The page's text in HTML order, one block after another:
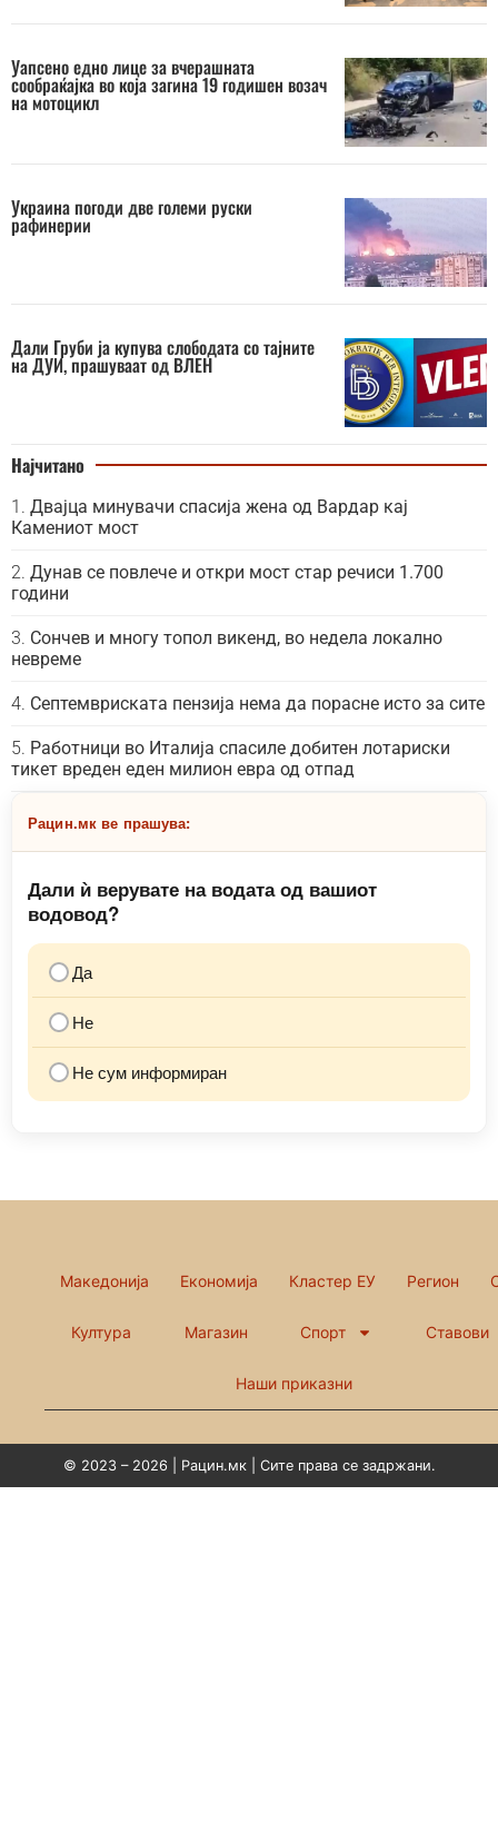
Уапсено едно лице за вчерашната
сообраќајка во која загина 19 годишен возач
на мотоцикл
Украина погоди две големи руски
рафинерии
Дали Груби ја купува слободата со тајните
на ДУИ, прашуваат од ВЛЕН
Најчитано
Двајца минувачи спасија жена од Вардар кај
Камениот мост
Дунав се повлече и откри мост стар речиси 1.700
години
Сончев и многу топол викенд, во недела локално
невреме
Септемвриската пензија нема да порасне исто за сите
Работници во Италија спасиле добитен лотариски
тикет вреден еден милион евра од отпад
Рацин.мк ве прашува:
Дали ѝ верувате на водата од вашиот
водовод?
Да
Не
Не сум информиран
Македонија Економија Кластер ЕУ Регион
Култура Магазин Спорт Ставови
Наши приказни
© 2023 – 2026 | Рацин.мк | Сите права се задржани.